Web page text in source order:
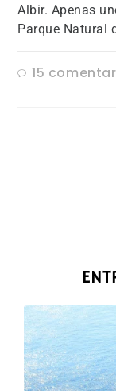
Albir. Apenas
Parque Natural
15